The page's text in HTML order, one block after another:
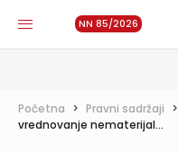
NN 85/2026
Početna > Pravni sadržaji >
vrednovanje nematerijal...